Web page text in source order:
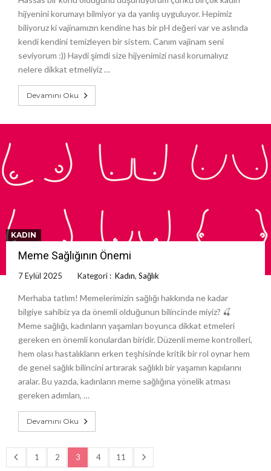
hijyenini korumayı bilmiyor ya da yanlış uyguluyor. Hepimiz
biliyoruz ki vajinamızın kendine has bir pH değeri var ve aslında
kendi kendini temizleyen bir sistem. Canım vajinam seni
seviyorum :)) Haydi şimdi size hijyenimizi nasıl korumalıyız
nelere dikkat etmeliyiz …
Devamını Oku
KADIN
Meme Sağlığının Önemi
7 Eylül 2025 Kategori : Kadın, Sağlık
Merhaba tatlım! Memelerimizin sağlığı hakkında ne kadar
bilgiye sahibiz ya da önemli olduğunun bilincinde miyiz? 🍒
Meme sağlığı, kadınların yaşamları boyunca dikkat etmeleri
gereken en önemli konulardan biridir. Düzenli meme kontrolleri,
hem olası hastalıkların erken teşhisinde kritik bir rol oynar hem
de genel sağlık bilincini artırarak sağlıklı bir yaşamın kapılarını
aralar. Bu yazıda, kadınların meme sağlığına yönelik atması
gereken adımları, …
Devamını Oku
1 2 3 4 11